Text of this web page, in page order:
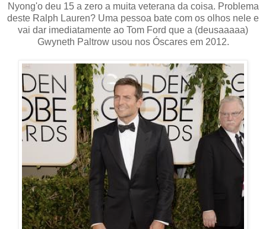
Nyong'o deu 15 a zero a muita veterana da coisa. Problema
deste Ralph Lauren? Uma pessoa bate com os olhos nele e
vai dar imediatamente ao Tom Ford que a (deusaaaaa)
Gwyneth Paltrow usou nos Óscares em 2012.